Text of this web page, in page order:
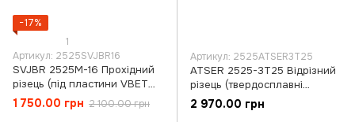
−17%
1
Артикул: 2525SVJBR16
SVJBR 2525M-16 Прохідний
різець (під пластини VBET
1604, VBGT 1604)
1 750.00 грн 2 100.00 грн
Артикул: 2525ATSER3T25
ATSER 2525-3T25 Відрізний
різець (твердосплавні
пластини, ЧПК,
універсальний)
2 970.00 грн